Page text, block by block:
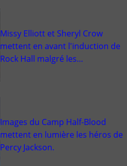
Missy Elliott et Sheryl Crow
mettent en avant l'induction de
Rock Hall malgré les…
Images du Camp Half-Blood
mettent en lumière les héros de
Percy Jackson.